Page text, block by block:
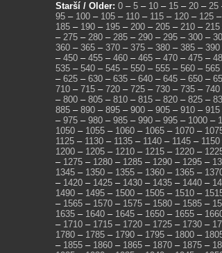
Starší / Older: 0 – 5 – 10 – 15 – 20 – 25
95 – 100 – 105 – 110 – 115 – 120 – 125 –
185 – 190 – 195 – 200 – 205 – 210 – 215
– 275 – 280 – 285 – 290 – 295 – 300 –
360 – 365 – 370 – 375 – 380 – 385 – 390
– 450 – 455 – 460 – 465 – 470 – 475 –
535 – 540 – 545 – 550 – 555 – 560 – 565
– 625 – 630 – 635 – 640 – 645 – 650 –
710 – 715 – 720 – 725 – 730 – 735 – 740
– 800 – 805 – 810 – 815 – 820 – 825 –
885 – 890 – 895 – 900 – 905 – 910 – 915
– 975 – 980 – 985 – 990 – 995 – 1000 –
1050 – 1055 – 1060 – 1065 – 1070 –
1125 – 1130 – 1135 – 1140 – 1145 – 1150
1200 – 1205 – 1210 – 1215 – 1220 –
– 1275 – 1280 – 1285 – 1290 – 1295 –
1345 – 1350 – 1355 – 1360 – 1365 –
– 1420 – 1425 – 1430 – 1435 – 1440 –
1490 – 1495 – 1500 – 1505 – 1510 –
– 1565 – 1570 – 1575 – 1580 – 1585 –
1635 – 1640 – 1645 – 1650 – 1655 –
– 1710 – 1715 – 1720 – 1725 – 1730 –
1780 – 1785 – 1790 – 1795 – 1800 –
– 1855 – 1860 – 1865 – 1870 – 1875 –